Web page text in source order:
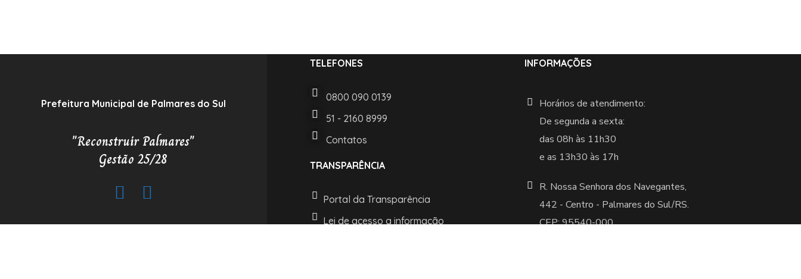
Prefeitura Municipal de Palmares do Sul
"Reconstruir Palmares"
Gestão 25/28
TELEFONES
0800 090 0139
51 - 2160 8999
Contatos
TRANSPARÊNCIA
Portal da Transparência
Lei de acesso a informação
INFORMAÇÕES
Horários de atendimento:
De segunda a sexta:
das 08h às 11h30
e as 13h30 às 17h
R. Nossa Senhora dos Navegantes,
442 -Centro - Palmares do Sul/RS.
CEP: 95540-000